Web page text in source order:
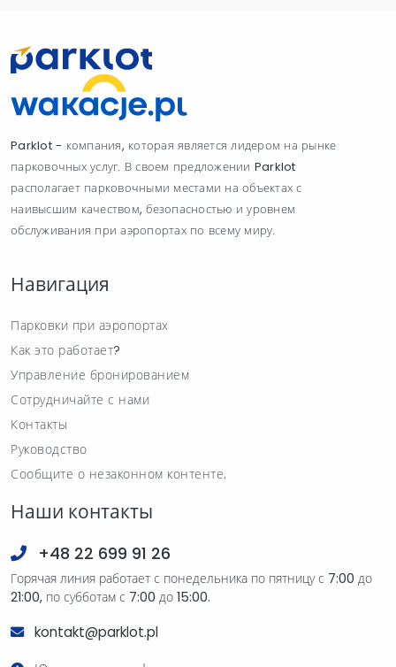
Parklot - компания, которая является лидером на рынке
парковочных услуг. В своем предложении Parklot
располагает парковочными местами на объектах с
наивысшим качеством, безопасностью и уровнем
обслуживания при аэропортах по всему миру.
Навигация
Парковки при аэропортах
Как это работает?
Управление бронированием
Сотрудничайте с нами
Контакты
Руководство
Сообщите о незаконном контенте.
Наши контакты
+48 22 699 91 26
Горячая линия работает с понедельника по пятницу с 7:00 до
21:00, по субботам с 7:00 до 15:00.
kontakt@parklot.pl